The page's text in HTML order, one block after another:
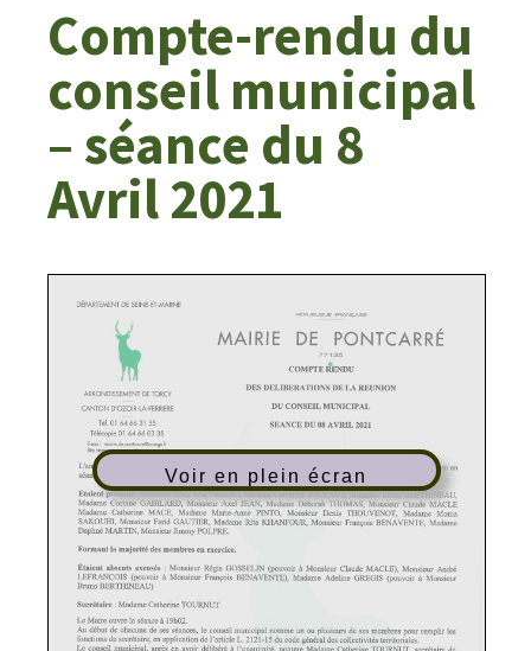
Compte-rendu du
conseil municipal
– séance du 8
Avril 2021
Voir en plein écran